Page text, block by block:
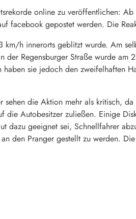
online zu veröffentlichen:
facebook gepostet werden. Die
h innerorts geblitzt wurde. Am
der Regensburger Straße wurde
sie jedoch den zweifelhaften
die Aktion mehr als kritisch,
Autobesitzer zuließen. Einige
geeignet sei, Schnellfahrer
den Pranger gestellt zu werden.